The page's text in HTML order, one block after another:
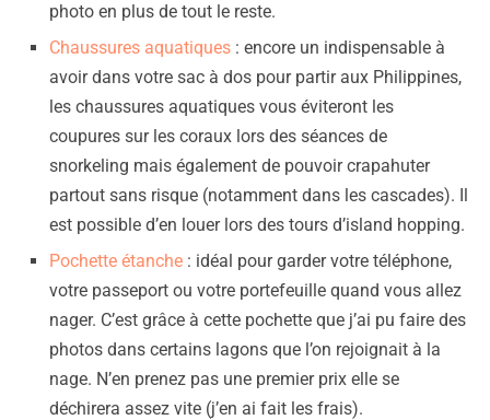
photo en plus de tout le reste.
Chaussures aquatiques : encore un indispensable à
avoir dans votre sac à dos pour partir aux Philippines,
les chaussures aquatiques vous éviteront les
coupures sur les coraux lors des séances de
snorkeling mais également de pouvoir crapahuter
partout sans risque (notamment dans les cascades). Il
est possible d’en louer lors des tours d’island hopping.
Pochette étanche : idéal pour garder votre téléphone,
votre passeport ou votre portefeuille quand vous allez
nager. C’est grâce à cette pochette que j’ai pu faire des
photos dans certains lagons que l’on rejoignait à la
nage. N’en prenez pas une premier prix elle se
déchirera assez vite (j’en ai fait les frais).